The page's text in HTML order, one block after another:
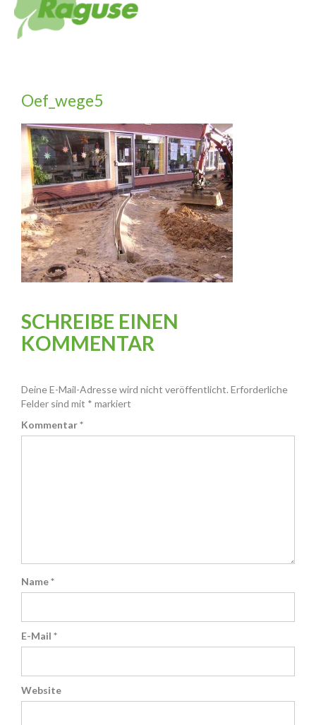
Oef_wege5
SCHREIBE EINEN
KOMMENTAR
Deine E-Mail-Adresse wird nicht veröffentlicht. Erforderliche
Felder sind mit * markiert
Kommentar*
Name*
E-Mail *
Website